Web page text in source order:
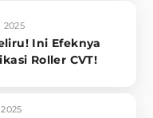
2025
Ini Efeknya
Roller CVT!